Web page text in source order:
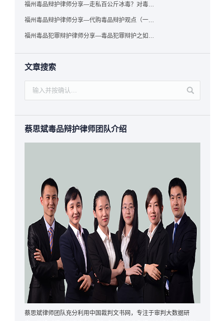
福州毒品辩护律师分享—走私百公斤冰毒？对毒品缺失型走私毒品罪案件，该如何有效辩护
福州毒品辩护律师分享—代购毒品辩护观点（一）——“真假”之辩
福州毒品犯罪辩护律师分享—毒品犯罪辩护之如何提炼言辞证据
文章搜索
蔡思斌毒品辩护律师团队介绍
蔡思斌律师团队充分利用中国裁判文书网，专注于审判大数据研